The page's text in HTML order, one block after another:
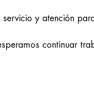
y atención
continuar